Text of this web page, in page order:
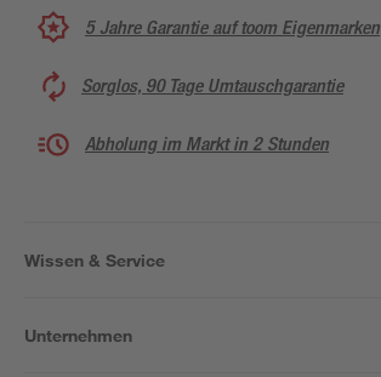
5 Jahre Garantie auf toom Eigenmarken
Sorglos, 90 Tage Umtauschgarantie
Abholung im Markt in 2 Stunden
Wissen & Service
Unternehmen